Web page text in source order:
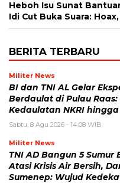
Heboh Isu Sunat
Idi Cut Buka Suara:
BERITA TERBARU
Militer News
BI dan TNI AL Gelar
Berdaulat di Pulau Raas:
Kedaulatan NKRI
Sabtu, 8 Agu 2026 - 14:08 WIB
Militer News
TNI AD Bangun 5 Sumur
Atasi Krisis Air Bersih,
Sumenep: Wujud